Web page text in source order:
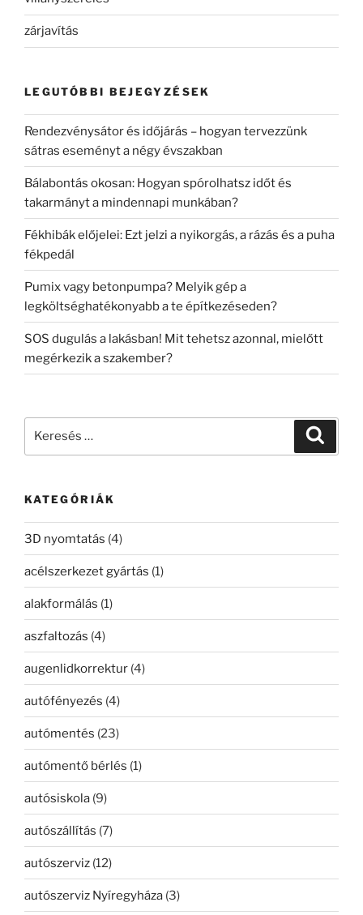
zárjavítás
LEGUTÓBBI BEJEGYZÉSEK
Rendezvénysátor és időjárás – hogyan tervezzünk
sátras eseményt a négy évszakban
Bálabontás okosan: Hogyan spórolhatsz időt és
takarmányt a mindennapi munkában?
Fékhibák előjelei: Ezt jelzi a nyikorgás, a rázás és a puha
fékpedál
Pumix vagy betonpumpa? Melyik gép a
legköltséghatékonyabb a te építkezéseden?
SOS dugulás a lakásban! Mit tehetsz azonnal, mielőtt
megérkezik a szakember?
KATEGÓRIÁK
3D nyomtatás (4)
acélszerkezet gyártás (1)
alakformálás (1)
aszfaltozás (4)
augenlidkorrektur (4)
autófényezés (4)
autómentés (23)
autómentő bérlés (1)
autósiskola (9)
autószállítás (7)
autószerviz (12)
autószerviz Nyíregyháza (3)